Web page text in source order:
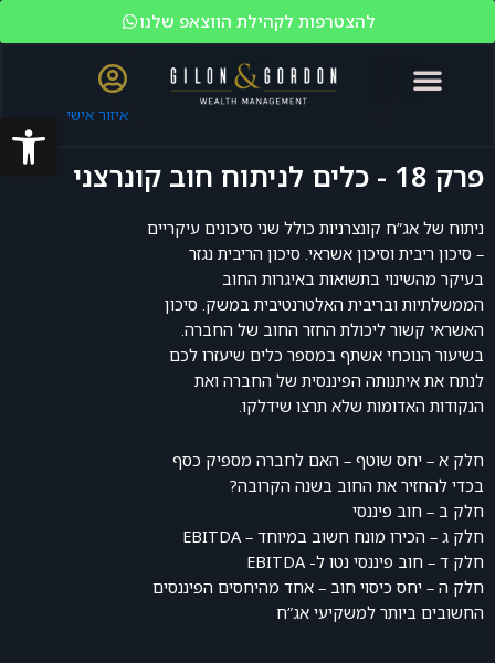
פתח
להצטרפות לקהילת הווצאפ שלנו
איזור אישי
פרק 18 - כלים לניתוח חוב קונרצני
ניתוח של אג”ח קונצרניות כולל שני סיכונים עיקריים
– סיכון ריבית וסיכון אשראי. סיכון הריבית נגזר
בעיקר מהשינוי בתשואות באיגרות החוב
הממשלתיות ובריבית האלטרנטיבית במשק. סיכון
האשראי קשור ליכולת החזר החוב של החברה.
בשיעור הנוכחי אשתף במספר כלים שיעזרו לכם
לנתח את איתנותה הפיננסית של החברה ואת
הנקודות האדומות שלא תרצו שידלקו.
חלק א – יחס שוטף – האם לחברה מספיק כסף
בכדי להחזיר את החוב בשנה הקרובה?
חלק ב – חוב פיננסי
חלק ג – הכירו מונח חשוב במיוחד – EBITDA
חלק ד – חוב פיננסי נטו ל- EBITDA
חלק ה – יחס כיסוי חוב – אחד מהיחסים הפיננסים
החשובים ביותר למשקיעי אג”ח